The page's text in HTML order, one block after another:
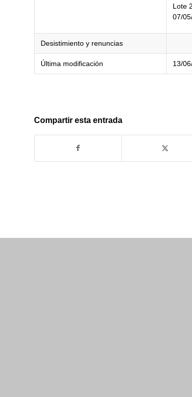
Lote
07/
Desistimiento y renuncias
Última modificación 13/
Compartir esta entrada